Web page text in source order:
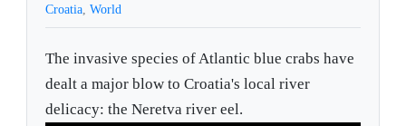
Croatia,World
The invasive species of Atlantic blue crabs have
dealt a major blow to Croatia's local river
delicacy: the Neretva river eel.